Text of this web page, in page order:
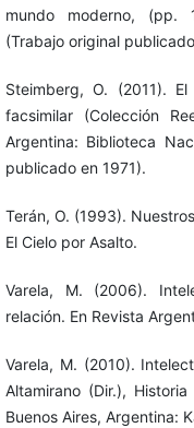
mundo moderno, (pp.
(Trabajo original
Steimberg, O. (2011).
facsimilar (Colección
Argentina: Biblioteca
publicado en 1971).
Terán, O. (1993).
El Cielo por Asalto.
Varela, M. (2006).
relación. En Revista
Varela, M. (2010).
Altamirano (Dir.),
Buenos Aires, Argentina: